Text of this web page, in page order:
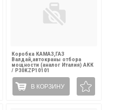
Коробка КАМАЗ,ГАЗ
Валдай,автокраны отбора
мощности (аналог Италия) АКК
/ Р30KZP10101
В КОРЗИНУ